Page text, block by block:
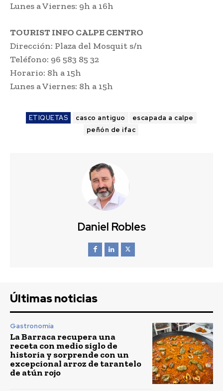
Lunes a Viernes: 9h a 16h
TOURIST INFO CALPE CENTRO
Dirección: Plaza del Mosquit s/n
Teléfono: 96 583 85 32
Horario: 8h a 15h
Lunes a Viernes: 8h a 15h
ETIQUETAS casco antiguo
escapada a calpe
peñón de ifac
Daniel Robles
Últimas noticias
Gastronomía
La Barraca recupera una
receta con medio siglo de
historia y sorprende con un
excepcional arroz de tarantelo
de atún rojo